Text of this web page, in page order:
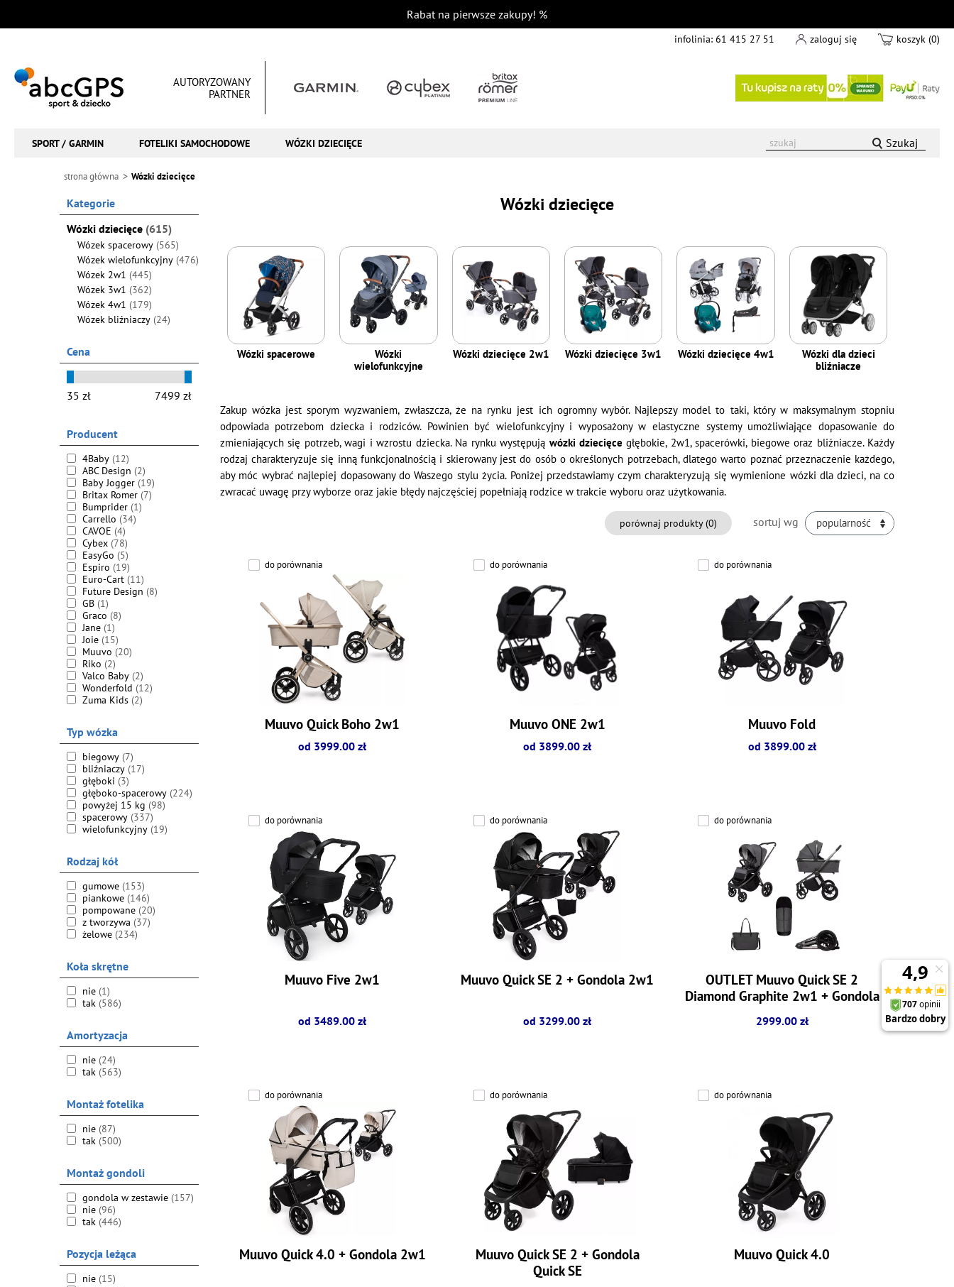
Rabat na pierwsze zakupy! %
infolinia: 61 415 27 51 zaloguj się koszyk (0)
AUTORYZOWANY
PARTNER
SPORT / GARMIN FOTELIKI SAMOCHODOWE WÓZKI DZIECIĘCE Szukaj
strona główna Wózki dziecięce
Kategorie
Wózki dziecięce (615)
Wózek spacerowy (565)
Wózek wielofunkcyjny (476)
Wózek 2w1 (445)
Wózek 3w1 (362)
Wózek 4w1 (179)
Wózek bliźniaczy (24)
Cena
Producent
4Baby (12)
ABC Design (2)
Baby Jogger (19)
Britax Romer (7)
Bumprider (1)
Carrello (34)
CAVOE (4)
Cybex (78)
EasyGo (5)
Espiro (19)
Euro-Cart (11)
Future Design (8)
GB (1)
Graco (8)
Jane (1)
Joie (15)
Muuvo (20)
Riko (2)
Valco Baby (2)
Wonderfold (12)
Zuma Kids (2)
Typ wózka
biegowy (7)
bliźniaczy (17)
głęboki (3)
głęboko-spacerowy (224)
powyżej 15 kg (98)
spacerowy (337)
wielofunkcyjny (19)
Rodzaj kół
gumowe (153)
piankowe (146)
pompowane (20)
z tworzywa (37)
żelowe (234)
Koła skrętne
nie (1)
tak (586)
Amortyzacja
nie (24)
tak (563)
Montaż fotelika
nie (87)
tak (500)
Montaż gondoli
gondola w zestawie (157)
nie (96)
tak (446)
Pozycja leżąca
nie (15)
Wózki dziecięce
Wózki spacerowe
Wózki
wielofunkcyjne
Wózki dziecięce 2w1 Wózki dziecięce 3w1 Wózki dziecięce 4w1
Wózki dla dzieci
bliźniacze
Zakup wózka jest sporym wyzwaniem, zwłaszcza, że na rynku jest ich ogromny wybór. Najlepszy model to taki, który w maksymalnym stopniu
odpowiada potrzebom dziecka i rodziców. Powinien być wielofunkcyjny i wyposażony w elastyczne systemy umożliwiające dopasowanie do
zmieniających się potrzeb, wagi i wzrostu dziecka. Na rynku występują wózki dziecięce głębokie, 2w1, spacerówki, biegowe oraz bliźniacze. Każdy
rodzaj charakteryzuje się inną funkcjonalnością i skierowany jest do osób o określonych potrzebach, dlatego warto poznać przeznaczenie każdego,
aby móc wybrać najlepiej dopasowany do Waszego stylu życia. Poniżej przedstawiamy czym charakteryzują się wymienione wózki dla dzieci, na co
zwracać uwagę przy wyborze oraz jakie błędy najczęściej popełniają rodzice w trakcie wyboru oraz użytkowania.
sortuj wg popularność
porównaj produkty (0)
do porównania
Muuvo Quick Boho 2w1
od 3999.00 zł
do porównania
Muuvo ONE 2w1
od 3899.00 zł
do porównania
Muuvo Fold
od 3899.00 zł
do porównania
Muuvo Five 2w1
od 3489.00 zł
do porównania
Muuvo Quick SE 2 + Gondola 2w1
od 3299.00 zł
do porównania
OUTLET Muuvo Quick SE 2
Diamond Graphite 2w1 + Gondola
2999.00 zł
do porównania
Muuvo Quick 4.0 + Gondola 2w1
do porównania
Muuvo Quick SE 2 + Gondola
Quick SE
do porównania
Muuvo Quick 4.0